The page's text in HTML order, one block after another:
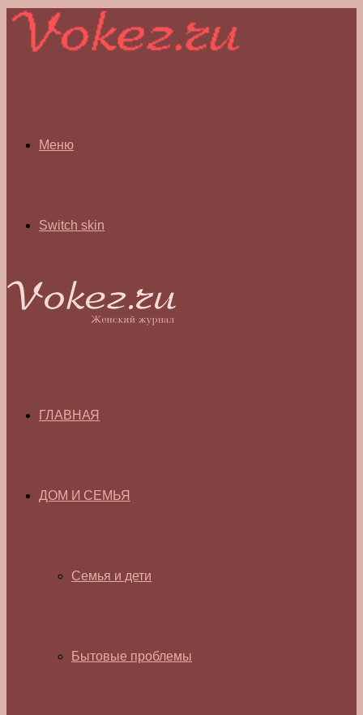
Меню
Switch skin
ГЛАВНАЯ
ДОМ И СЕМЬЯ
Семья и дети
Бытовые проблемы